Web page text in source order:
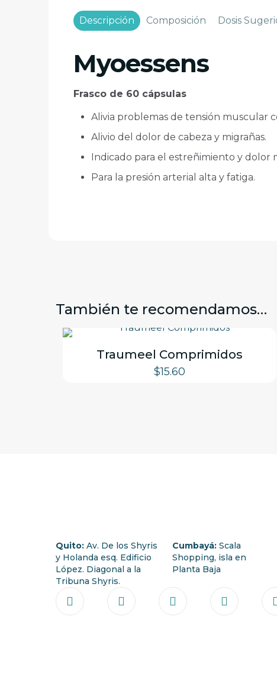
Descripción Composición Dosis
Myoessens
Frasco de 60 cápsulas
Alivia problemas de tensión muscular
Alivio del dolor de cabeza y migrañas.
Indicado para el estreñimiento y dolor
Para la presión arterial alta y fatiga.
También te recomendamos…
Traumeel Comprimidos
$15.60
Quito: Av. De los Shyris
y Holanda esq. Edificio
López. Diagonal a la
Tribuna Shyris.
Cumbayá:Scala
Shopping, isla en
Planta Baja